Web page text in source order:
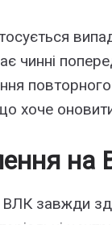
чинні
хоче
на
завжди